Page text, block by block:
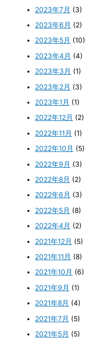
2023年7月 (3)
2023年6月 (2)
2023年5月 (10)
2023年4月 (4)
2023年3月 (1)
2023年2月 (3)
2023年1月 (1)
2022年12月 (2)
2022年11月 (1)
2022年10月 (5)
2022年9月 (3)
2022年8月 (2)
2022年6月 (3)
2022年5月 (8)
2022年4月 (2)
2021年12月 (5)
2021年11月 (8)
2021年10月 (6)
2021年9月 (1)
2021年8月 (4)
2021年7月 (5)
2021年5月 (5)